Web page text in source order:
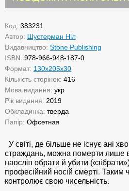
Код: 383231
Автор: Шустерман Ніл
Видавництво: Stone Publishing
ISBN: 978-966-948-187-0
Формат: 130х205х30
Кількість сторінок: 416
Мова видання: укр
Рік видання: 2019
Обкладинка: тверда
Папір: Офсетная
У світі, де більше не існує ані
страждань, можна померти лише
наосліп обрати й убити
професійний носій смерті. Таким
контролює свою чисельність.